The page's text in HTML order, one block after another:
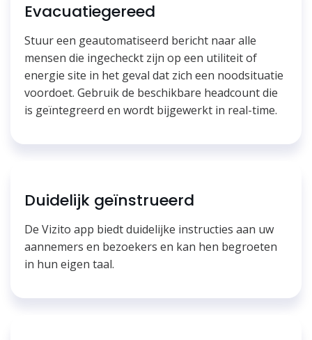
Evacuatiegereed
Stuur een geautomatiseerd bericht naar alle
mensen die ingecheckt zijn op een utiliteit of
energie site in het geval dat zich een noodsituatie
voordoet. Gebruik de beschikbare headcount die
is geïntegreerd en wordt bijgewerkt in real-time.
Duidelijk geïnstrueerd
De Vizito app biedt duidelijke instructies aan uw
aannemers en bezoekers en kan hen begroeten
in hun eigen taal.